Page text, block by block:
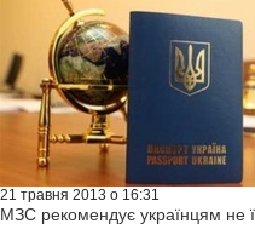
21 травня 2013 о 16:31
МЗС рекомендує українцям не